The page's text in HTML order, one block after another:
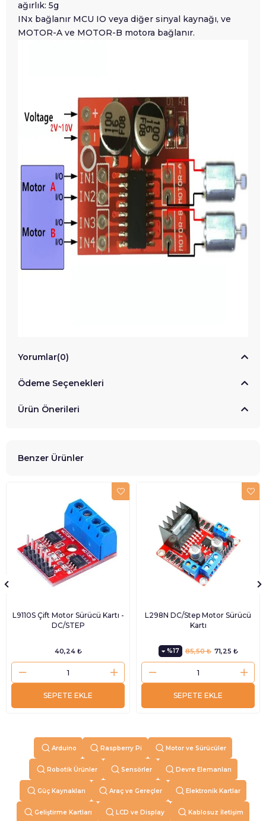
ağırlık: 5g
INx bağlanır MCU IO veya diğer sinyal kaynağı, ve
MOTOR-A ve MOTOR-B motora bağlanır.
Yorumlar(0)
Ödeme Seçenekleri
Ürün Önerileri
Benzer Ürünler
L9110S Çift Motor Sürücü Kartı -
DC/STEP
40,24 ₺
SEPETE EKLE
L298N DC/Step Motor Sürücü
Kartı
%17 71,25 ₺
85,50 ₺
SEPETE EKLE
Arduino Raspberry Pi Motor ve Sürücüler
Robotik Ürünler Sensörler Devre Elemanları
Güç Kaynakları Araç ve Gereçler Elektronik Kartlar
Geliştirme Kartları LCD ve Display Kablosuz İletişim